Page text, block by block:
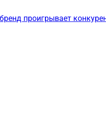
проигрывает